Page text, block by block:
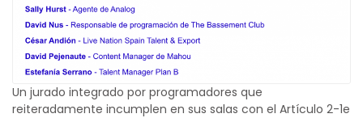
Un jurado integrado por programadores que
reiteradamente incumplen en sus salas con el Artículo 2-1e